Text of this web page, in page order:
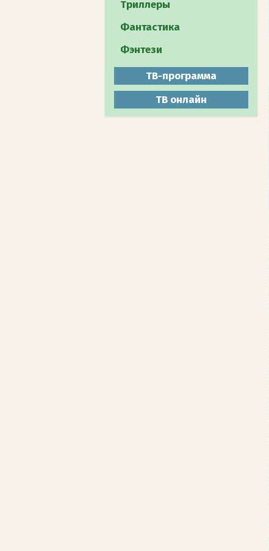
Документальное
Животный мир
Мистика
Триллеры
Фантастика
Фэнтези
ТВ-программа
ТВ онлайн